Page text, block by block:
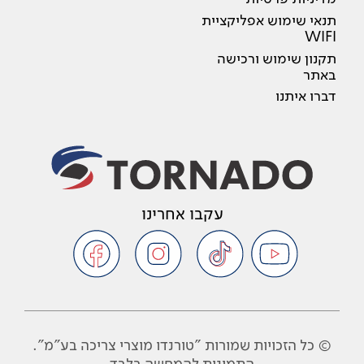
תנאי שימוש אפליקציית
WIFI
תקנון שימוש ורכישה
באתר
דברו איתנו
עקבו אחרינו
© כל הזכויות שמורות "טורנדו מוצרי צריכה בע"מ".